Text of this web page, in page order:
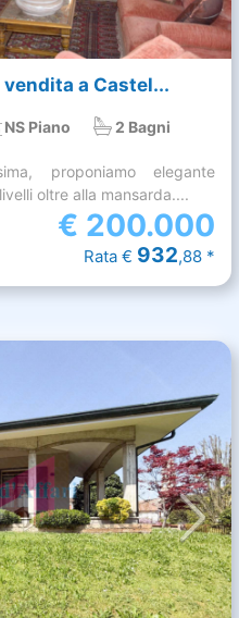
a Castel...
NS Piano 2 Bagni
proponiamo elegante
oltre alla mansarda....
€ 200.000
Rata € 932,88 *